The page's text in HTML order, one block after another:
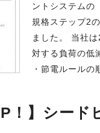
ントシステムの
規格ステップ2
ました。 当社
対する負荷の低
・節電ルール
！】シード